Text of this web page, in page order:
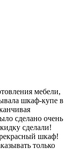
мебели,
шкаф-купе в
сделано очень
сделали!
шкаф!
только